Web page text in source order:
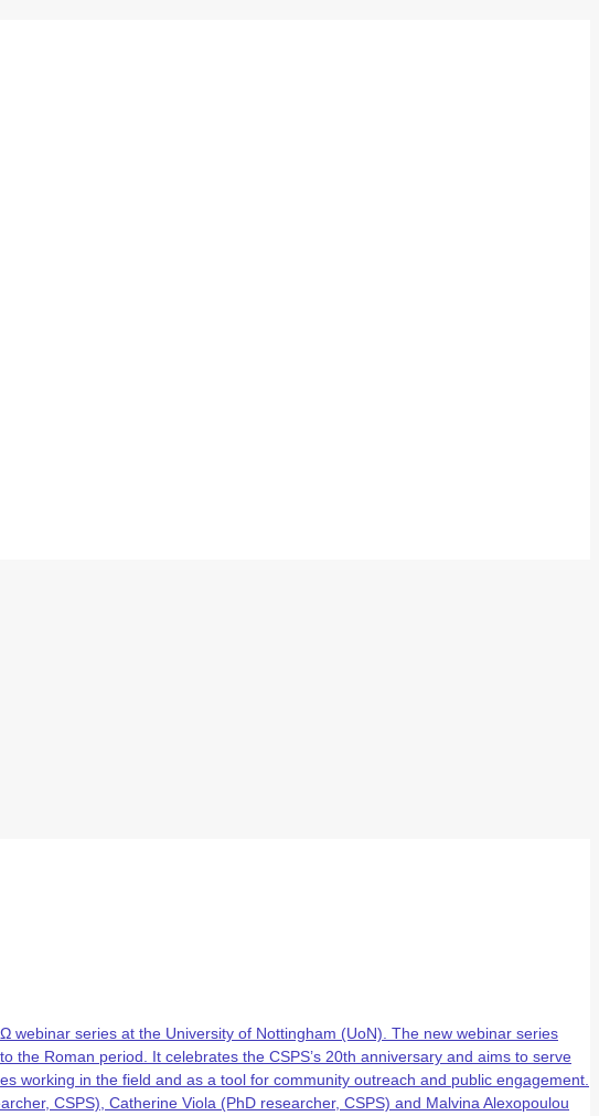
series at the University of Nottingham (UoN). The new webinar series
Roman period. It celebrates the CSPS’s 20th anniversary and aims to serve
working in the field and as a tool for community outreach and public engagement.
CSPS), Catherine Viola (PhD researcher, CSPS) and Malvina Alexopoulou